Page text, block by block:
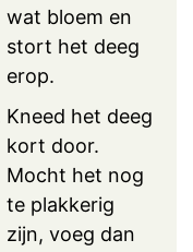
wat bloem en
stort het deeg
erop.
Kneed het deeg
kort door.
Mocht het nog
te plakkerig
zijn, voeg dan